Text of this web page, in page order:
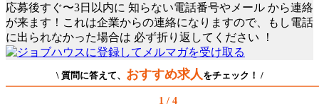
応募後すぐ〜3日以内に 知らない電話番号やメール から連絡
が来ます！これは企業からの連絡になりますので、もし電話
に出られなかった場合は 必ず折り返してください ！
\ 質問に答えて、 おすすめ求人をチェック！ /
1 / 4